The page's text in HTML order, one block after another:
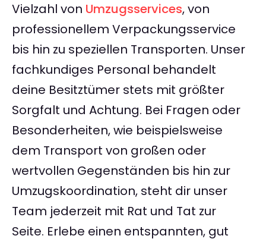
Vielzahl von Umzugsservices, von
professionellem Verpackungsservice
bis hin zu speziellen Transporten. Unser
fachkundiges Personal behandelt
deine Besitztümer stets mit größter
Sorgfalt und Achtung. Bei Fragen oder
Besonderheiten, wie beispielsweise
dem Transport von großen oder
wertvollen Gegenständen bis hin zur
Umzugskoordination, steht dir unser
Team jederzeit mit Rat und Tat zur
Seite. Erlebe einen entspannten, gut